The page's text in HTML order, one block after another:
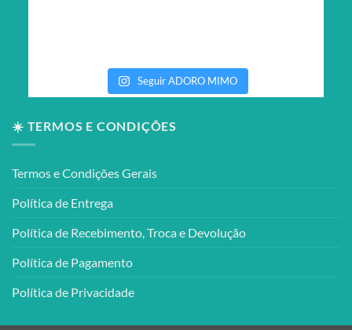
Seguir ADORO MIMO
☀️ TERMOS E CONDIÇÕES
Termos e Condições Gerais
Política de Entrega
Política de Recebimento, Troca e Devolução
Política de Pagamento
Política de Privacidade